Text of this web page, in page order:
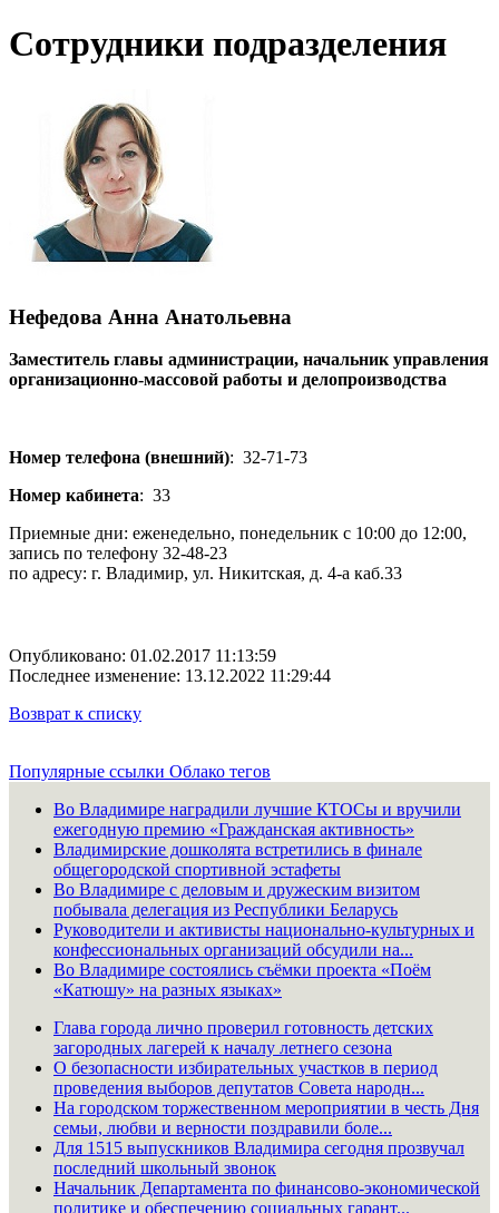
Сотрудники подразделения
Нефедова Анна Анатольевна
Заместитель главы администрации, начальник управления
организационно-массовой работы и делопроизводства
Номер телефона (внешний): 32-71-73
Номер кабинета: 33
Приемные дни: еженедельно, понедельник с 10:00 до 12:00,
запись по телефону 32-48-23
по адресу: г. Владимир, ул. Никитская, д. 4-а каб.33
Опубликовано: 01.02.2017 11:13:59
Последнее изменение: 13.12.2022 11:29:44
Возврат к списку
Популярные ссылки Облако тегов
Во Владимире наградили лучшие КТОСы и вручили
ежегодную премию «Гражданская активность»
Владимирские дошколята встретились в финале
общегородской спортивной эстафеты
Во Владимире с деловым и дружеским визитом
побывала делегация из Республики Беларусь
Руководители и активисты национально-культурных и
конфессиональных организаций обсудили на...
Во Владимире состоялись съёмки проекта «Поём
«Катюшу» на разных языках»
Глава города лично проверил готовность детских
загородных лагерей к началу летнего сезона
О безопасности избирательных участков в период
проведения выборов депутатов Совета народн...
На городском торжественном мероприятии в честь Дня
семьи, любви и верности поздравили боле...
Для 1515 выпускников Владимира сегодня прозвучал
последний школьный звонок
Начальник Департамента по финансово-экономической
политике и обеспечению социальных гарант...